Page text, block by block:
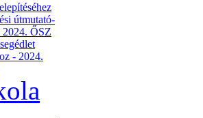
útmutató-
ŐSZ
- 2024.